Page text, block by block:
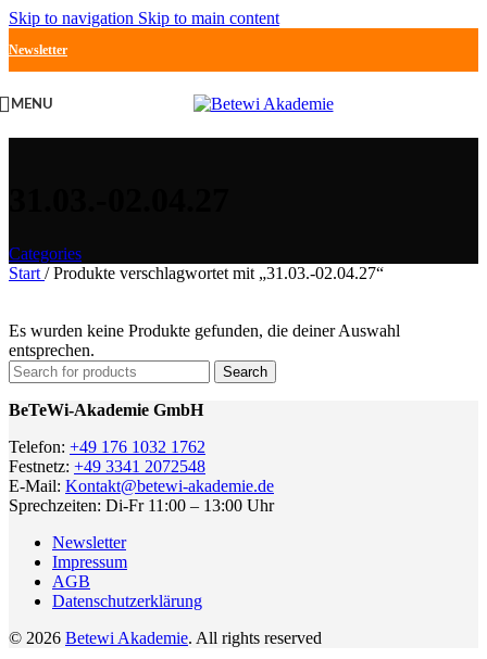
Skip to navigation Skip to main content
Newsletter
MENU
Categories
Start / Produkte verschlagwortet mit „31.03.-02.04.27“
Es wurden keine Produkte gefunden, die deiner Auswahl
entsprechen.
Search
BeTeWi-Akademie GmbH
Telefon: +49 176 1032 1762
Festnetz: +49 3341 2072548
E-Mail: Kontakt@betewi-akademie.de
Sprechzeiten: Di-Fr 11:00 – 13:00 Uhr
Newsletter
Impressum
AGB
Datenschutzerklärung
© 2026 Betewi Akademie. All rights reserved